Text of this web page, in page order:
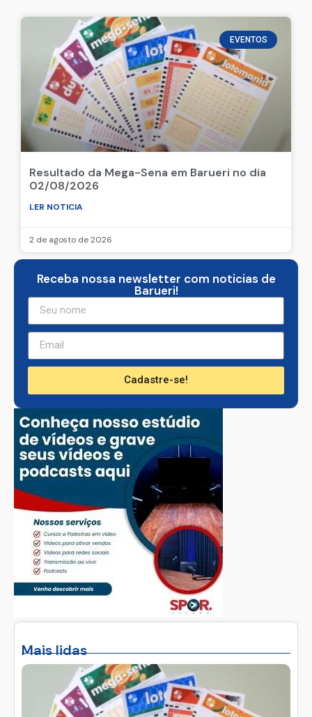
EVENTOS
Resultado da Mega-Sena em Barueri no dia
02/08/2026
LER NOTICIA
2 de agosto de 2026
Mais lidas
Receba nossa newsletter com noticias de
Barueri!
Cadastre-se!